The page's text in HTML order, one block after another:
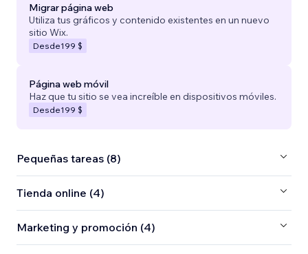
Migrar página web
Utiliza tus gráficos y contenido existentes en un nuevo
sitio Wix.
Desde199 $
Página web móvil
Haz que tu sitio se vea increíble en dispositivos móviles.
Desde199 $
Pequeñas tareas (8)
Tienda online (4)
Marketing y promoción (4)